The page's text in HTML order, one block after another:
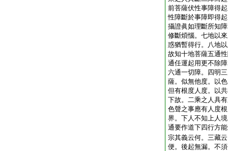
前菩薩伏性事障得
性障斷於事障即得
攝證眞如理斷所知
修斷煩惱。七地以
惑猶暫得行。八地
故知十地菩薩五通
通任運起用更不除
六通一切障。四明
薩。似無他度。以
但有根度人度。以
下故。二乘之人具
色聲之事應有人度
界。下人不知上人
通要作道下四行方
宗其義云何。三藏
便。後起無漏。不